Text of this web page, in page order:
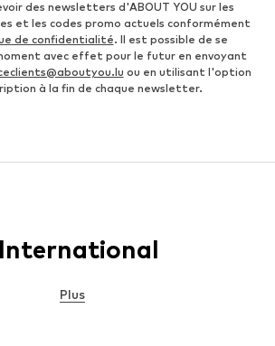
des newsletters d'ABOUT YOU sur les
et les codes promo actuels conformément
de confidentialité. Il est possible de se
avec effet pour le futur en envoyant
ou en utilisant l'option
à la fin de chaque newsletter.
Plus